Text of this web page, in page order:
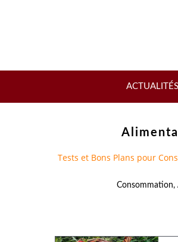
ACTUALITÉS
Tests et Bons Plans pour
Consommation,